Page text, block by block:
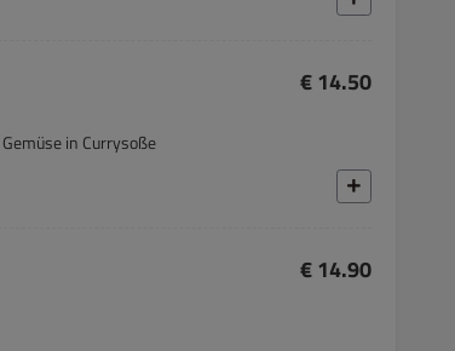
€ 14.50
in Currysoße
€ 14.90